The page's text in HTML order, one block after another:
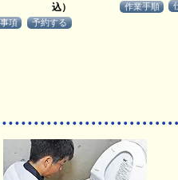
込）
項 予約する
作業手順